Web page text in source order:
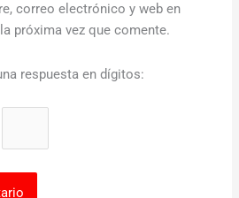
correo electrónico y web en
próxima vez que comente.
respuesta en dígitos: